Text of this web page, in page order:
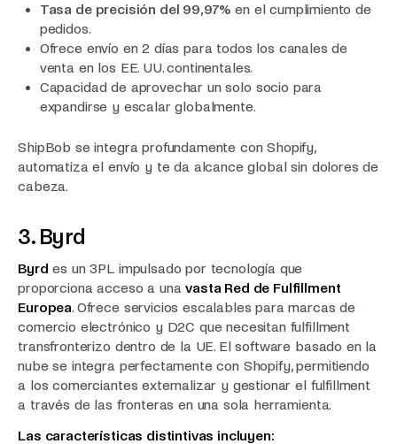
Tasa de precisión del 99,97% en el cumplimiento de
pedidos.
Ofrece envío en 2 días para todos los canales de
venta en los EE. UU. continentales.
Capacidad de aprovechar un solo socio para
expandirse y escalar globalmente.
ShipBob se integra profundamente con Shopify,
automatiza el envío y te da alcance global sin dolores de
cabeza.
3. Byrd
Byrd es un 3PL impulsado por tecnología que
proporciona acceso a unavasta Red de Fulfillment
Europea. Ofrece servicios escalables para marcas de
comercio electrónico y D2C que necesitan fulfillment
transfronterizo dentro de la UE. El software basado en la
nube se integra perfectamente con Shopify, permitiendo
a los comerciantes externalizar y gestionar el fulfillment
a través de las fronteras en una sola herramienta.
Las características distintivas incluyen: